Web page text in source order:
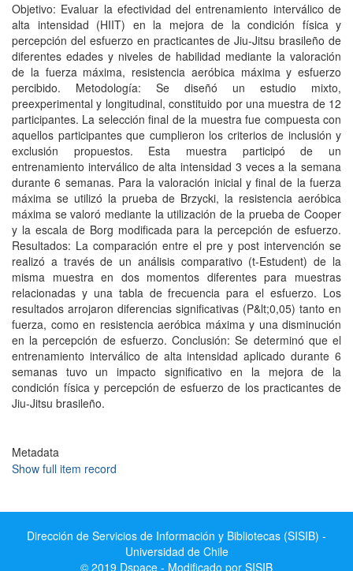
Objetivo: Evaluar la efectividad del entrenamiento interválico de
alta intensidad (HIIT) en la mejora de la condición física y
percepción del esfuerzo en practicantes de Jiu-Jitsu brasileño de
diferentes edades y niveles de habilidad mediante la valoración
de la fuerza máxima, resistencia aeróbica máxima y esfuerzo
percibido. Metodología: Se diseñó un estudio mixto,
preexperimental y longitudinal, constituido por una muestra de 12
participantes. La selección final de la muestra fue compuesta con
aquellos participantes que cumplieron los criterios de inclusión y
exclusión propuestos. Esta muestra participó de un
entrenamiento interválico de alta intensidad 3 veces a la semana
durante 6 semanas. Para la valoración inicial y final de la fuerza
máxima se utilizó la prueba de Brzycki, la resistencia aeróbica
máxima se valoró mediante la utilización de la prueba de Cooper
y la escala de Borg modificada para la percepción de esfuerzo.
Resultados: La comparación entre el pre y post intervención se
realizó a través de un análisis comparativo (t-Estudent) de la
misma muestra en dos momentos diferentes para muestras
relacionadas y una tabla de frecuencia para el esfuerzo. Los
resultados arrojaron diferencias significativas (P&lt;0,05) tanto en
fuerza, como en resistencia aeróbica máxima y una disminución
en la percepción de esfuerzo. Conclusión: Se determinó que el
entrenamiento interválico de alta intensidad aplicado durante 6
semanas tuvo un impacto significativo en la mejora de la
condición física y percepción de esfuerzo de los practicantes de
Jiu-Jitsu brasileño.
Metadata
Show full item record
Dirección de Servicios de Información y Bibliotecas (SISIB) -
Universidad de Chile
© 2019 Dspace - Modificado por SISIB